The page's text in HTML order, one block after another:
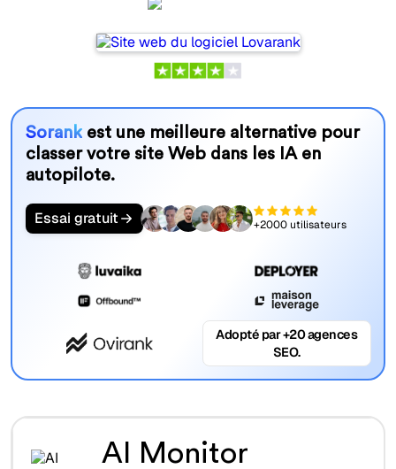
Sorankest une meilleure alternative pour
classer votre site Web dans les IA en
autopilote.
Essai gratuit +2000 utilisateurs
Adopté par +20 agences
SEO.
AI Monitor